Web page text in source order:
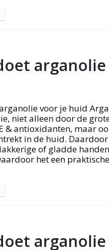
voor je huid
niet alleen door de
& antioxidanten, maar
in de huid. Daardoor
of gladde
het een